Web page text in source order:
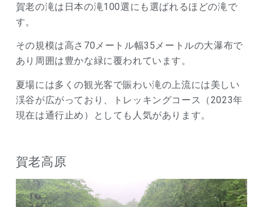
賀老の滝は日本の滝100選にも選ばれるほどの滝で
す。
その規模は高さ70メートル幅35メートルの大瀑布で
あり周囲は豊かな緑に覆われています。
夏場には多くの観光客で賑わい滝の上流には美しい
渓谷が広がっており、トレッキングコース（2023年
現在は通行止め）としても人気があります。
賀老高原